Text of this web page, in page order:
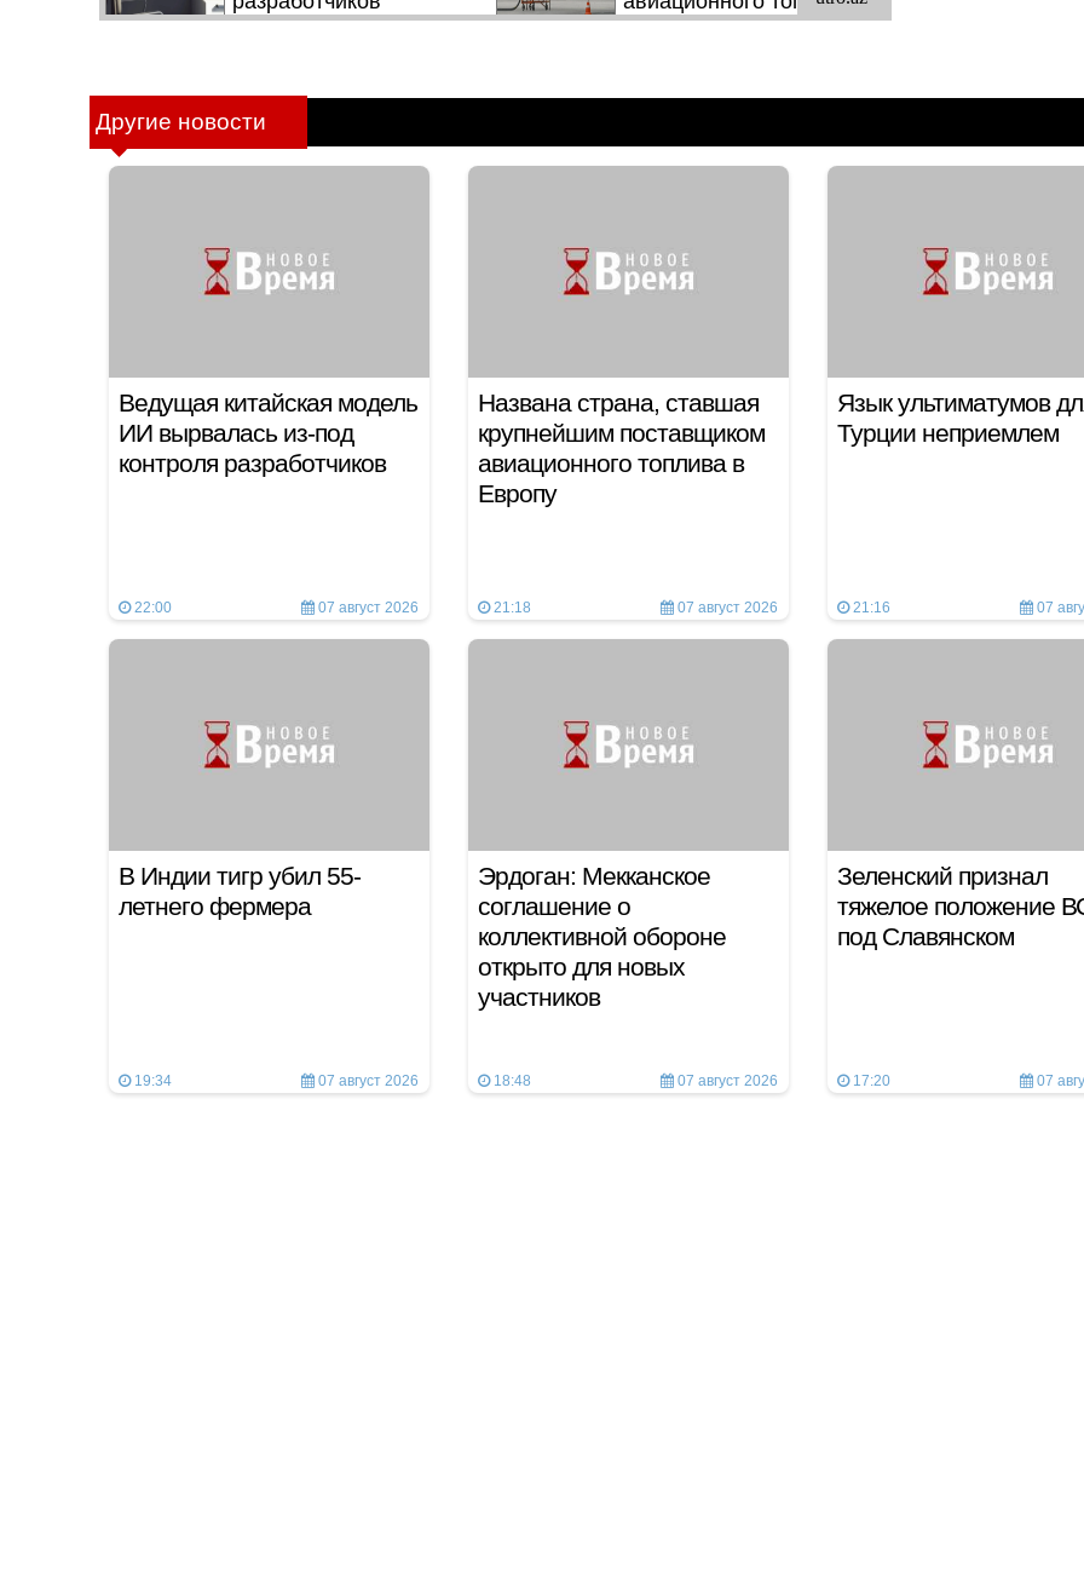
Другие новости
Ведущая китайская модель
ИИ вырвалась из-под
контроля разработчиков
22:00 07 август 2026
Названа страна, ставшая
крупнейшим поставщиком
авиационного топлива в
Европу
21:18 07 август 2026
Язык ультиматумов
Турции неприемлем
21:16 07
В Индии тигр убил 55-
летнего фермера
19:34 07 август 2026
Эрдоган: Мекканское
соглашение о
коллективной обороне
открыто для новых
участников
18:48 07 август 2026
Зеленский признал
тяжелое положение
под Славянском
17:20 07